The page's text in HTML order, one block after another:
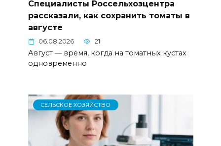
Специалисты Россельхозцентра
рассказали, как сохранить томаты в
августе
06.08.2026 21
Август — время, когда на томатных кустах
одновременно
СЕЛЬСКОЕ ХОЗЯЙСТВО